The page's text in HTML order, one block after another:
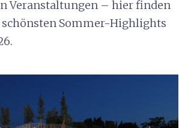
Veranstaltungen – hier finden
schönsten Sommer-Highlights